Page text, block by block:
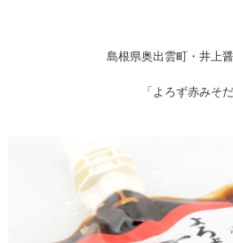
島根県奥出雲町・井上
「よろず赤みそだ